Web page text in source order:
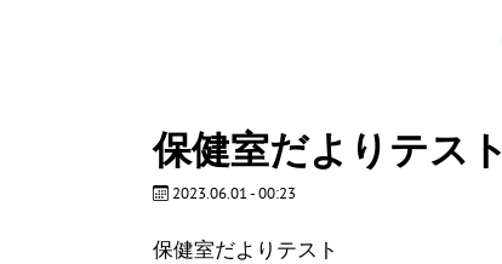
保健室だよりテスト
2023.06.01 - 00:23
保健室だよりテスト